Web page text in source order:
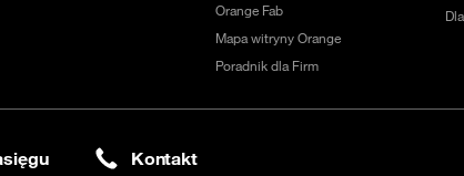
Orange Fab
Mapa witryny Orange
Poradnik dla Firm
Kontakt